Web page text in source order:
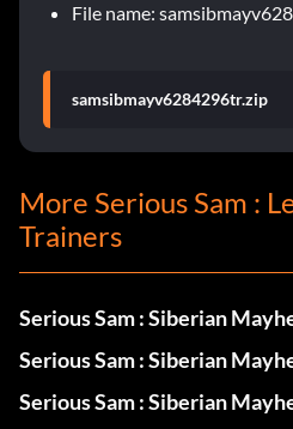
File name:
samsibmayv6284296tr.zip
More Serious Sam :
Trainers
Serious Sam : Siberian
Serious Sam : Siberian
Serious Sam : Siberian